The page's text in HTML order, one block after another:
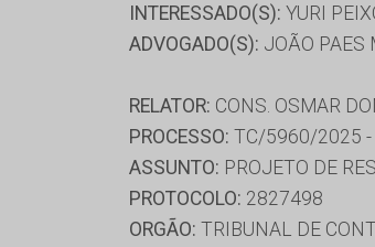
INTERESSADO(S): YURI
ADVOGADO(S): JOÃO PAES
RELATOR: CONS. OSMAR
PROCESSO: TC/5960/2025 -
ASSUNTO: PROJETO DE
PROTOCOLO: 2827498
ORGÃO: TRIBUNAL DE